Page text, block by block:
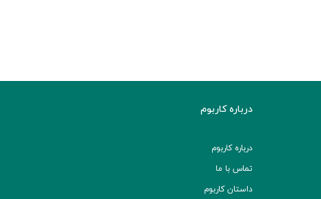
درباره کاربوم
درباره کاربوم
تماس با ما
داستان کاربوم